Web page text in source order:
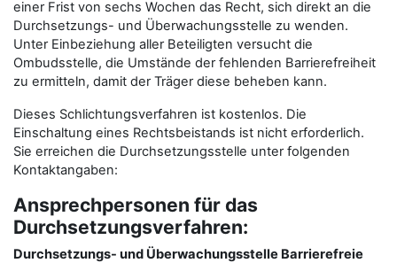
einer Frist von sechs Wochen das Recht, sich direkt an die
Durchsetzungs- und Überwachungsstelle zu wenden.
Unter Einbeziehung aller Beteiligten versucht die
Ombudsstelle, die Umstände der fehlenden Barrierefreiheit
zu ermitteln, damit der Träger diese beheben kann.
Dieses Schlichtungsverfahren ist kostenlos. Die
Einschaltung eines Rechtsbeistands ist nicht erforderlich.
Sie erreichen die Durchsetzungsstelle unter folgenden
Kontaktangaben:
Ansprechpersonen für das
Durchsetzungsverfahren:
Durchsetzungs- und Überwachungsstelle Barrierefreie